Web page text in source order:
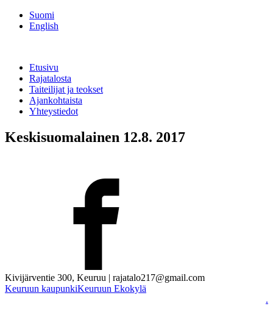
Suomi
English
Etusivu
Rajatalosta
Taiteilijat ja teokset
Ajankohtaista
Yhteystiedot
Keskisuomalainen 12.8. 2017
Kivijärventie 300, Keuruu | rajatalo217@gmail.com
Keuruun kaupunkiKeuruun Ekokylä
.